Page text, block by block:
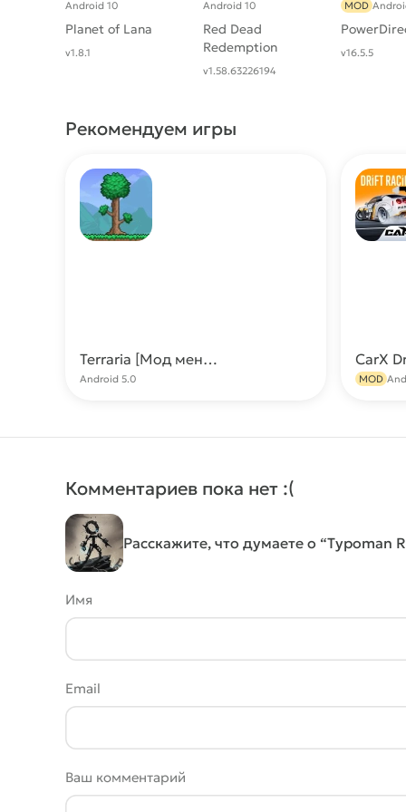
Planet of Lana
Android 10
v1.8.1
Red Dead
Redemption
Android 10
v1.58.63226194
MOD
v16.5.5
Рекомендуем игры
Terraria [Мод меню: много предметов, крафт]
Android 5.0 MOD
Комментариев пока нет :(
Расскажите, что думаете о “Typoman
Имя
Email
Ваш комментарий